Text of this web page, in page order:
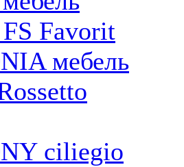
Favorit
мебель
ciliegio